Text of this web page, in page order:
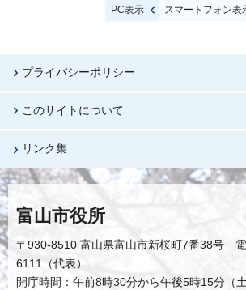
PC表示 スマートフォン表
プライバシーポリシー
このサイトについて
リンク集
富山市役所
〒930-8510 富山県富山市新桜町7番38号
6111（代表）
開庁時間：午前8時30分から午後5時15分（